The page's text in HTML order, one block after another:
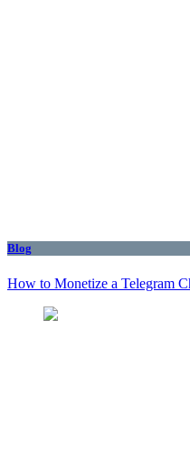
Blog
How to Monetize a Telegram